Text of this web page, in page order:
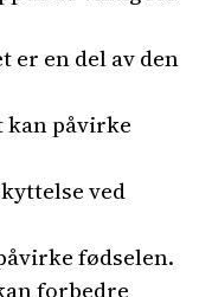
er en del av den
påvirke
ved
fødselen.
forbedre